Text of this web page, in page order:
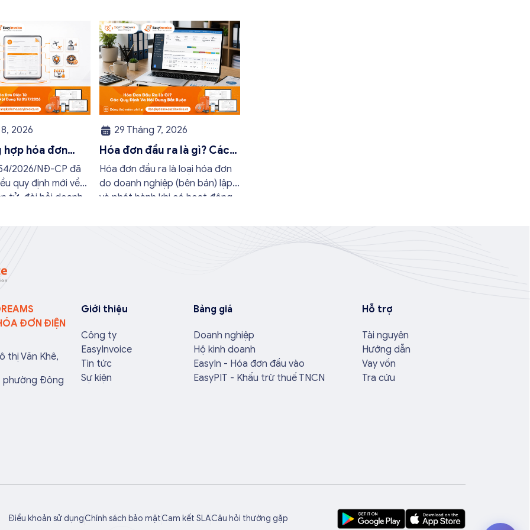
2026
hợp hóa đơn
cần có đầy
từ 01/7/2026
2026/NĐ-CP đã
quy định mới về
tử, đòi hỏi doanh
để thực hiện đúng
hợp hóa đơn điện
[…]
29 Tháng 7, 2026
Hóa đơn đầu ra là gì? Các
quy định và nội dung bắt
buộc mới nhất
Hóa đơn đầu ra là loại hóa đơn
do doanh nghiệp (bên bán) lập
và phát hành khi có hoạt động
dịch vụ cho khách hàng. Doanh
ĐƠN ĐIỆN
thị Văn Khê,
phường Đông
Giới thiệu
Công ty
EasyInvoice
Tin tức
Sự kiện
Bảng giá
Doanh nghiệp
Hộ kinh doanh
EasyIn - Hóa đơn đầu vào
EasyPIT - Khấu trừ thuế TNCN
Hỗ trợ
Tài nguyên
Hướng dẫn
Vay vốn
Tra cứu
Điều khoản sử dụngChính sách bảo mậtCam kết SLACâu hỏi thường gặp